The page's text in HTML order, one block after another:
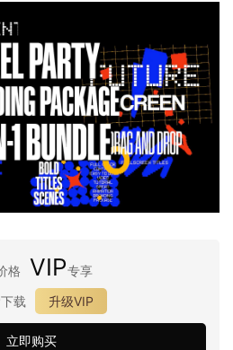
格 VIP专享
载
升级VIP
立即购买